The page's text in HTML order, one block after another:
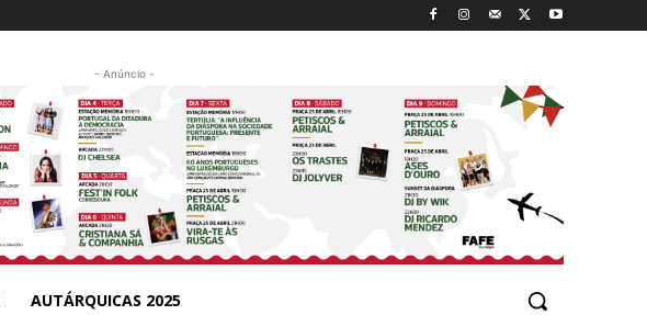
- Anúncio -
AUTÁRQUICAS 2025